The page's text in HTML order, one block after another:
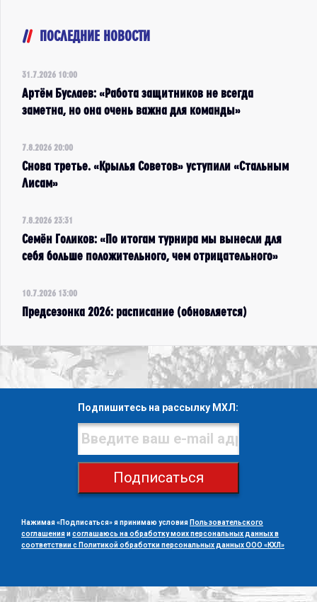
ПОСЛЕДНИЕ НОВОСТИ
31.7.2026 10:00
Артём Буслаев: «Работа защитников не всегда
заметна, но она очень важна для команды»
7.8.2026 20:00
Снова третье. «Крылья Советов» уступили «Стальным
Лисам»
7.8.2026 23:31
Семён Голиков: «По итогам турнира мы вынесли для
себя больше положительного, чем отрицательного»
10.7.2026 13:00
Предсезонка 2026: расписание (обновляется)
Подпишитесь на рассылку МХЛ:
Подписаться
Нажимая «Подписаться» я принимаю условия Пользовательского
соглашенияисоглашаюсь на обработку моих персональных данных в
соответствии с Политикой обработки персональных данных ООО «КХЛ»